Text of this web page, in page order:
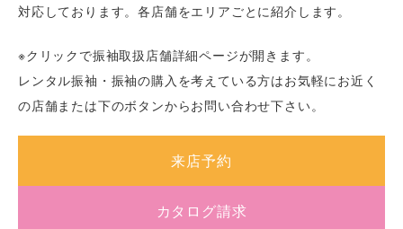
対応しております。各店舗をエリアごとに紹介します。
※クリックで振袖取扱店舗詳細ページが開きます。
レンタル振袖・振袖の購入を考えている方はお気軽にお近く
の店舗または下のボタンからお問い合わせ下さい。
来店予約
カタログ請求